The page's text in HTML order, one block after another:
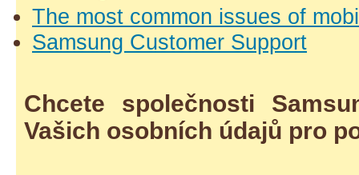
The most common issues of
Samsung Customer Support
Chcete společnosti
Vašich osobních údajů pro